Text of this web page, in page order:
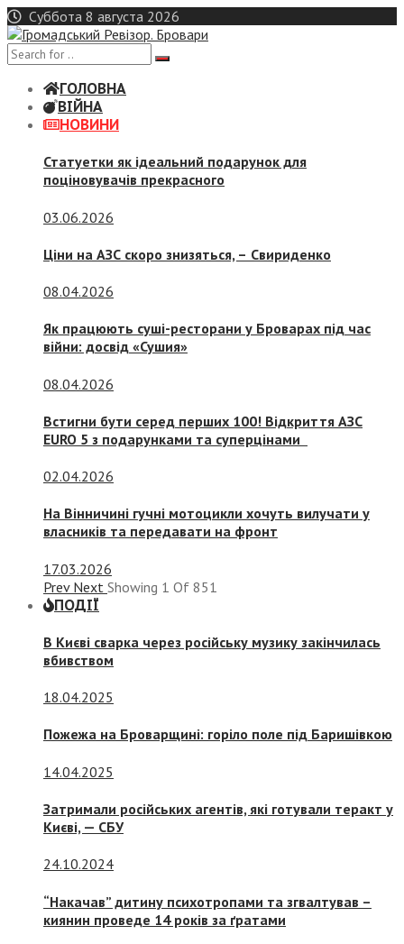
Skip
to
content
Суббота 8 августа 2026
ГОЛОВНА
ВІЙНА
НОВИНИ
Статуетки як ідеальний подарунок для
поціновувачів прекрасного
03.06.2026
Ціни на АЗС скоро знизяться, – Свириденко
08.04.2026
Як працюють суші-ресторани у Броварах під час
війни: досвід «Сушия»
08.04.2026
Встигни бути серед перших 100! Відкриття АЗС
EURO 5 з подарунками та суперцінами
02.04.2026
На Вінничині гучні мотоцикли хочуть вилучати у
власників та передавати на фронт
17.03.2026
Prev Next Showing 1 Of 851
ПОДІЇ
В Києві сварка через російську музику закінчилась
вбивством
18.04.2025
Пожежа на Броварщині: горіло поле під Баришівкою
14.04.2025
Затримали російських агентів, які готували теракт у
Києві, — СБУ
24.10.2024
“Накачав” дитину психотропами та згвалтував –
киянин проведе 14 років за ґратами